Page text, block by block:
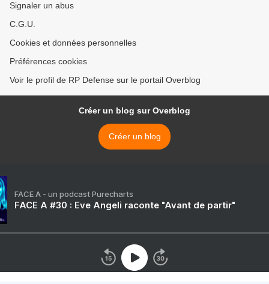
Signaler un abus
C.G.U.
Cookies et données personnelles
Préférences cookies
Voir le profil de RP Defense sur le portail Overblog
Créer un blog sur Overblog
Créer un blog
FACE A - un podcast Purecharts
FACE A #30 : Eve Angeli raconte "Avant de partir"